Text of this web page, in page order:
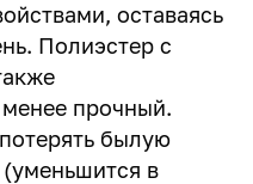
оставаясь
Полиэстер с
прочный.
былую
в